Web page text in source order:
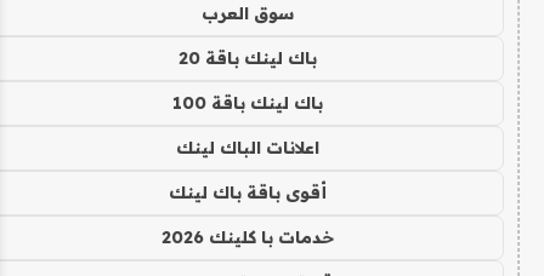
سوق العرب
باك لينك باقة 20
باك لينك باقة 100
اعلانات الباك لينك
أقوى باقة باك لينك
خدمات با كلينك 2026